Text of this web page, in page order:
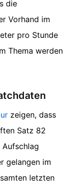
die
Vorhand im
pro Stunde
Thema werden
zeigen, dass
Satz 82
gelangen im
letzten